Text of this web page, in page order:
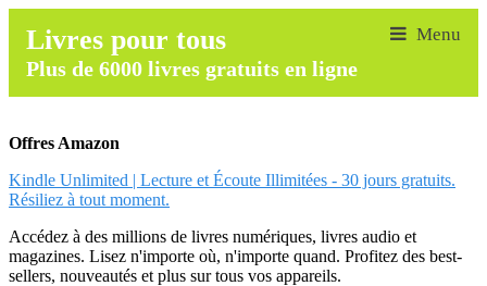
Livres pour tous
Plus de 6000 livres gratuits en ligne
Offres Amazon
Kindle Unlimited | Lecture et Écoute Illimitées - 30 jours gratuits.
Résiliez à tout moment.
Accédez à des millions de livres numériques, livres audio et
magazines. Lisez n'importe où, n'importe quand. Profitez des best-
sellers, nouveautés et plus sur tous vos appareils.